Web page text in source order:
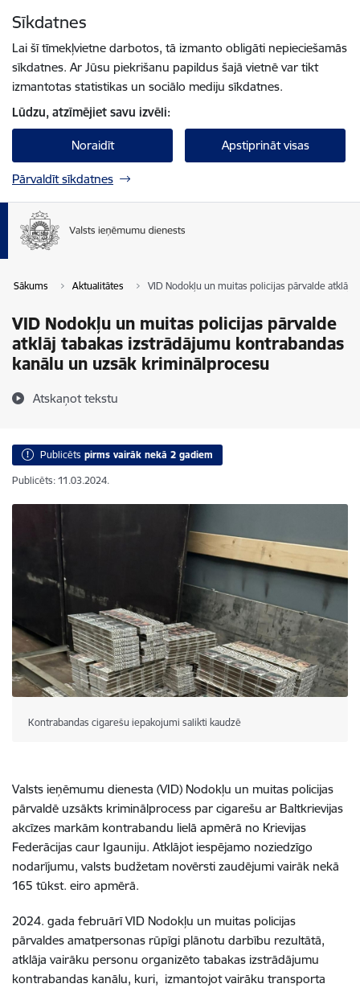
Sīkdatnes
Lai šī tīmekļvietne darbotos, tā izmanto obligāti nepieciešamās
sīkdatnes. Ar Jūsu piekrišanu papildus šajā vietnē var tikt
izmantotas statistikas un sociālo mediju sīkdatnes.
Lūdzu, atzīmējiet savu izvēli:
Noraidīt Apstiprināt visas
Pārvaldīt sīkdatnes
Sākums Aktualitātes VID Nodokļu un muitas policijas pārvalde atklāj
VID Nodokļu un muitas policijas pārvalde
atklāj tabakas izstrādājumu kontrabandas
kanālu un uzsāk kriminālprocesu
Atskaņot tekstu
Publicēts pirms vairāk nekā 2 gadiem
Publicēts: 11.03.2024.
Kontrabandas cigarešu iepakojumi salikti kaudzē
Valsts ieņēmumu dienesta (VID) Nodokļu un muitas policijas
pārvaldē uzsākts kriminālprocess par cigarešu ar Baltkrievijas
akcīzes markām kontrabandu lielā apmērā no Krievijas
Federācijas caur Igauniju. Atklājot iespējamo noziedzīgo
nodarījumu, valsts budžetam novērsti zaudējumi vairāk nekā
165 tūkst. eiro apmērā.
2024. gada februārī VID Nodokļu un muitas policijas
pārvaldes amatpersonas rūpīgi plānotu darbību rezultātā,
atklāja vairāku personu organizēto tabakas izstrādājumu
kontrabandas kanālu, kuri, izmantojot vairāku transporta